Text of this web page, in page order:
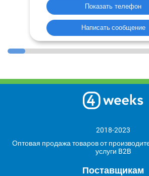
Показать телефон
Написать сообщение
2018-2023
Оптовая продажа товаров от
услуги B2B
Поставщикам